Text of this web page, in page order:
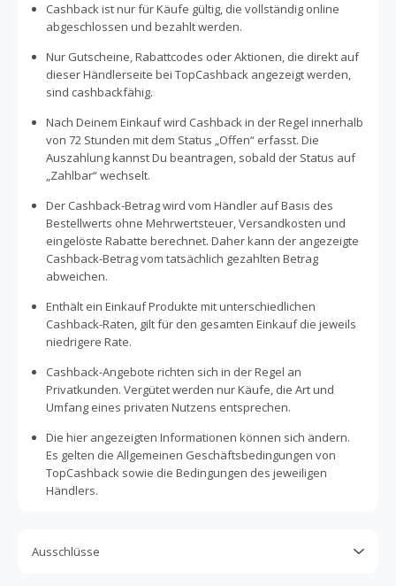
Cashback ist nur für Käufe gültig, die vollständig online
abgeschlossen und bezahlt werden.
Nur Gutscheine, Rabattcodes oder Aktionen, die direkt auf
dieser Händlerseite bei TopCashback angezeigt werden,
sind cashbackfähig.
Nach Deinem Einkauf wird Cashback in der Regel innerhalb
von 72 Stunden mit dem Status „Offen“ erfasst. Die
Auszahlung kannst Du beantragen, sobald der Status auf
„Zahlbar“ wechselt.
Der Cashback-Betrag wird vom Händler auf Basis des
Bestellwerts ohne Mehrwertsteuer, Versandkosten und
eingelöste Rabatte berechnet. Daher kann der angezeigte
Cashback-Betrag vom tatsächlich gezahlten Betrag
abweichen.
Enthält ein Einkauf Produkte mit unterschiedlichen
Cashback-Raten, gilt für den gesamten Einkauf die jeweils
niedrigere Rate.
Cashback-Angebote richten sich in der Regel an
Privatkunden. Vergütet werden nur Käufe, die Art und
Umfang eines privaten Nutzens entsprechen.
Die hier angezeigten Informationen können sich ändern.
Es gelten die Allgemeinen Geschäftsbedingungen von
TopCashback sowie die Bedingungen des jeweiligen
Händlers.
Ausschlüsse